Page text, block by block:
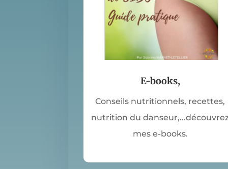
E-books,
Conseils nutritionnels, recettes,
nutrition du
mes e-books.